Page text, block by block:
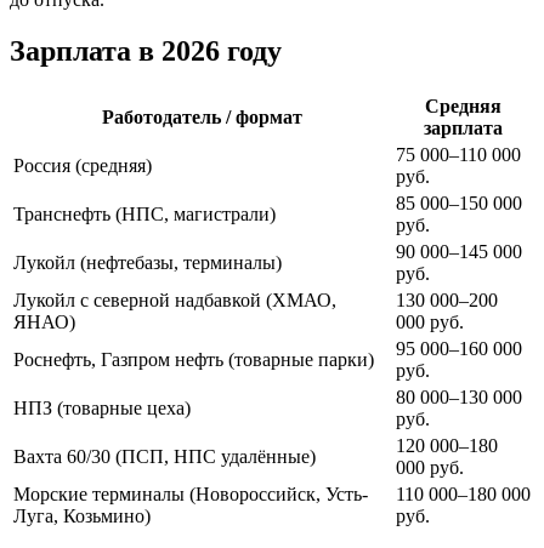
Зарплата в 2026 году
Работодатель / формат
Средняя
зарплата
Россия (средняя)
75 000–110 000
руб.
Транснефть (НПС, магистрали)
85 000–150 000
руб.
Лукойл (нефтебазы, терминалы)
90 000–145 000
руб.
Лукойл с северной надбавкой (ХМАО,
ЯНАО)
130 000–200
000 руб.
Роснефть, Газпром нефть (товарные парки)
95 000–160 000
руб.
НПЗ (товарные цеха)
80 000–130 000
руб.
Вахта 60/30 (ПСП, НПС удалённые)
120 000–180
000 руб.
Морские терминалы (Новороссийск, Усть-
Луга, Козьмино)
110 000–180 000
руб.